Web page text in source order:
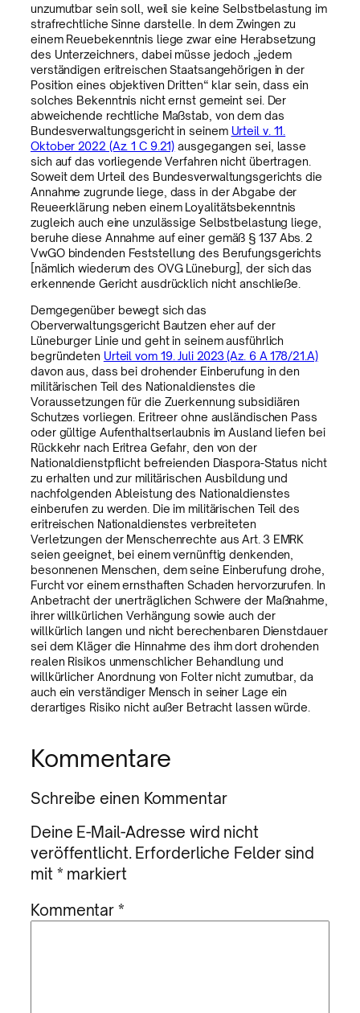
unzumutbar sein soll, weil sie keine Selbstbelastung im
strafrechtliche Sinne darstelle. In dem Zwingen zu
einem Reuebekenntnis liege zwar eine Herabsetzung
des Unterzeichners, dabei müsse jedoch „jedem
verständigen eritreischen Staatsangehörigen in der
Position eines objektiven Dritten“ klar sein, dass ein
solches Bekenntnis nicht ernst gemeint sei. Der
abweichende rechtliche Maßstab, von dem das
Bundesverwaltungsgericht in seinem Urteil v. 11.
Oktober 2022 (Az. 1 C 9.21) ausgegangen sei, lasse
sich auf das vorliegende Verfahren nicht übertragen.
Soweit dem Urteil des Bundesverwaltungsgerichts die
Annahme zugrunde liege, dass in der Abgabe der
Reueerklärung neben einem Loyalitätsbekenntnis
zugleich auch eine unzulässige Selbstbelastung liege,
beruhe diese Annahme auf einer gemäß § 137 Abs. 2
VwGO bindenden Feststellung des Berufungsgerichts
[nämlich wiederum des OVG Lüneburg], der sich das
erkennende Gericht ausdrücklich nicht anschließe.
Demgegenüber bewegt sich das
Oberverwaltungsgericht Bautzen eher auf der
Lüneburger Linie und geht in seinem ausführlich
begründeten Urteil vom 19. Juli 2023 (Az. 6 A 178/21.A)
davon aus, dass bei drohender Einberufung in den
militärischen Teil des Nationaldienstes die
Voraussetzungen für die Zuerkennung subsidiären
Schutzes vorliegen. Eritreer ohne ausländischen Pass
oder gültige Aufenthaltserlaubnis im Ausland liefen bei
Rückkehr nach Eritrea Gefahr, den von der
Nationaldienstpflicht befreienden Diaspora-Status nicht
zu erhalten und zur militärischen Ausbildung und
nachfolgenden Ableistung des Nationaldienstes
einberufen zu werden. Die im militärischen Teil des
eritreischen Nationaldienstes verbreiteten
Verletzungen der Menschenrechte aus Art. 3 EMRK
seien geeignet, bei einem vernünftig denkenden,
besonnenen Menschen, dem seine Einberufung drohe,
Furcht vor einem ernsthaften Schaden hervorzurufen. In
Anbetracht der unerträglichen Schwere der Maßnahme,
ihrer willkürlichen Verhängung sowie auch der
willkürlich langen und nicht berechenbaren Dienstdauer
sei dem Kläger die Hinnahme des ihm dort drohenden
realen Risikos unmenschlicher Behandlung und
willkürlicher Anordnung von Folter nicht zumutbar, da
auch ein verständiger Mensch in seiner Lage ein
derartiges Risiko nicht außer Betracht lassen würde.
Kommentare
Schreibe einen Kommentar
Deine E-Mail-Adresse wird nicht
veröffentlicht. Erforderliche Felder sind
mit * markiert
Kommentar*